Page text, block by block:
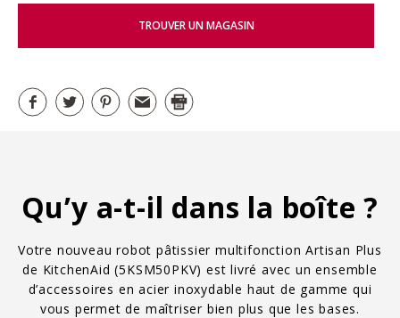
TROUVER UN MAGASIN
Qu’y a-t-il dans la boîte ?
Votre nouveau robot pâtissier multifonction Artisan Plus
de KitchenAid (5KSM50PKV) est livré avec un ensemble
d’accessoires en acier inoxydable haut de gamme qui
vous permet de maîtriser bien plus que les bases.